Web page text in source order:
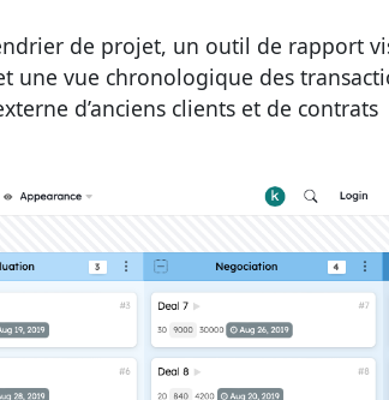
de projet, un outil de rapport
une vue chronologique des
d’anciens clients et de contrats